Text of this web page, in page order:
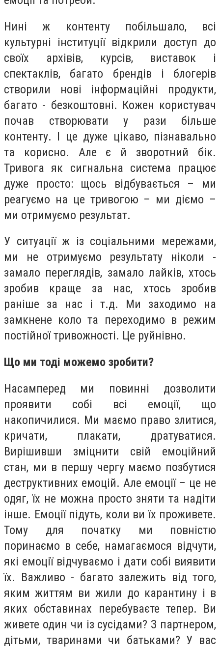
Нині ж контенту побільшало, всі
культурні інституції відкрили доступ до
своїх архівів, курсів, виставок і
спектаклів, багато брендів і блогерів
створили нові інформаційні продукти,
багато - безкоштовні. Кожен користувач
почав створювати у рази більше
контенту. І це дуже цікаво, пізнавально
та корисно. Але є й зворотний бік.
Тривога як сигнальна система працює
дуже просто: щось відбувається – ми
реагуємо на це тривогою – ми діємо –
ми отримуємо результат.
У ситуації ж із соціальними мережами,
ми не отримуємо результату ніколи -
замало переглядів, замало лайків, хтось
зробив краще за нас, хтось зробив
раніше за нас і т.д. Ми заходимо на
замкнене коло та переходимо в режим
постійної тривожності. Це руйнівно.
Що ми тоді можемо зробити?
Насамперед ми повинні дозволити
проявити собі всі емоції, що
накопичилися. Ми маємо право злитися,
кричати, плакати, дратуватися.
Вирішивши зміцнити свій емоційний
стан, ми в першу чергу маємо позбутися
деструктивних емоцій. Але емоції – це не
одяг, їх не можна просто зняти та надіти
інше. Емоції підуть, коли ви їх проживете.
Тому для початку ми повністю
поринаємо в себе, намагаємося відчути,
які емоції відчуваємо і дати собі виявити
їх. Важливо - багато залежить від того,
яким життям ви жили до карантину і в
яких обставинах перебуваєте тепер. Ви
живете один чи із сусідами? З партнером,
дітьми, тваринами чи батьками? У вас